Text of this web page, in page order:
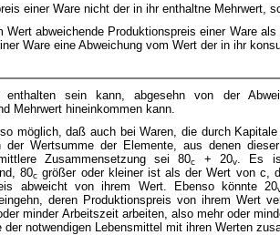
einer Ware nicht der in ihr enthaltne Mehrwert,
Wert abweichende Produktionspreis einer Ware
Ware eine Abweichung vom Wert der in ihr
enthalten sein kann, abgesehn von der
Mehrwert hineinkommen kann.
möglich, daß auch bei Waren, die durch
der Wertsumme der Elemente, aus denen
Zusammensetzung sei 80c + 20v
. Es
80c größer oder kleiner ist als der Wert von c,
abweicht von ihrem Wert. Ebenso könnte 20
deren Produktionspreis von ihrem Wert
minder Arbeitszeit arbeiten, also mehr oder
notwendigen Lebensmittel mit ihren Werten